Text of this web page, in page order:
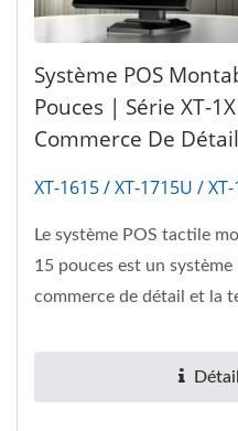
Système POS
Pouces | Série XT-
Commerce De
XT-1615 / XT-1715U /
Le système POS tactile
15 pouces est un
commerce de détail et la